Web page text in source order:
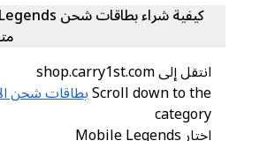
انتقل إلى shop.carry1st.com
Scroll down to theبطاقات شحن الألعاب
category